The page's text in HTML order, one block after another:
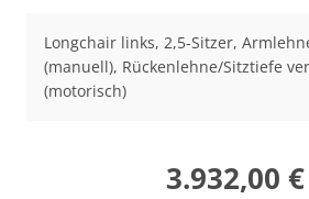
Longchair links, 2,5-Sitzer,
(manuell), Rückenlehne/Sitztiefe
(motorisch)
3.932,00